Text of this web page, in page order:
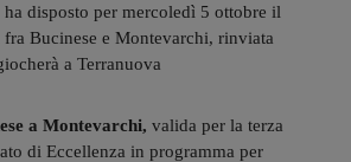
disposto per mercoledì 5 ottobre il
Bucinese e Montevarchi, rinviata
a Terranuova
a Montevarchi, valida per la terza
di Eccellenza in programma per